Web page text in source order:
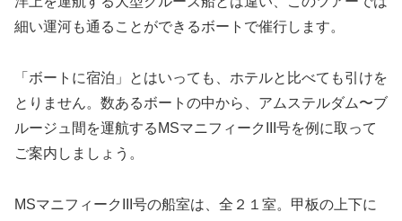
細い運河も通ることができるボートで催行します。
「ボートに宿泊」とはいっても、ホテルと比べても引けを
とりません。数あるボートの中から、アムステルダム〜ブ
ルージュ間を運航するMSマニフィークIII号を例に取って
ご案内しましょう。
MSマニフィークIII号の船室は、全２１室。甲板の上下に